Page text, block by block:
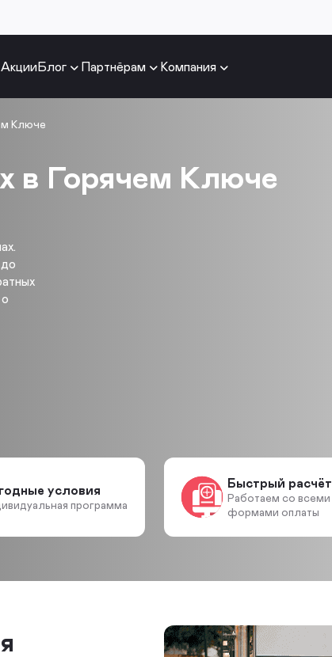
АкцииБлог Партнёрам Компания
Ключе
в Горячем Ключе
условия
программа
Быстрый расчёт
Работаем со всеми
формами оплаты